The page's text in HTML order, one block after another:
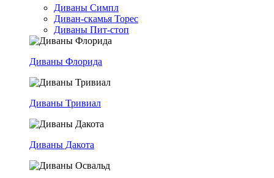
Диваны Симпл
Диван-скамья Торес
Диваны Пит-стоп
Диваны Флорида
Диваны Тривиал
Диваны Дакота